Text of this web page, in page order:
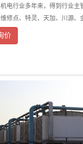
电行业多年来，得到行业
修点、特灵、天加、川源、
价